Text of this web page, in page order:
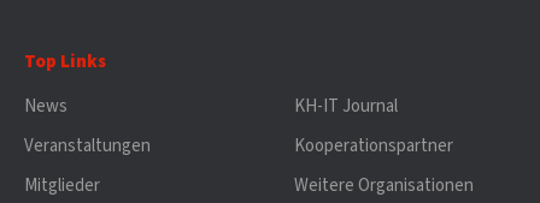
Top Links
News
Veranstaltungen
Mitglieder
KH-IT Journal
Kooperationspartner
Weitere Organisationen